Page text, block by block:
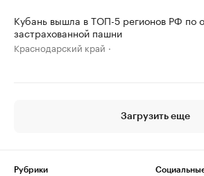
Кубань вышла в ТОП-5 регионов РФ по
застрахованной пашни
Краснодарский край
Загрузить еще
Рубрики